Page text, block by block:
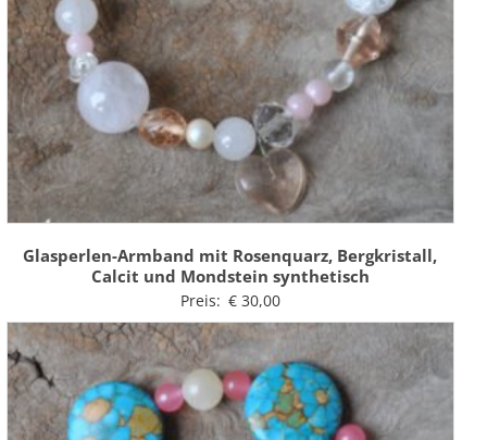
Glasperlen-Armband mit Rosenquarz, Bergkristall,
Calcit und Mondstein synthetisch
Preis: €30,00